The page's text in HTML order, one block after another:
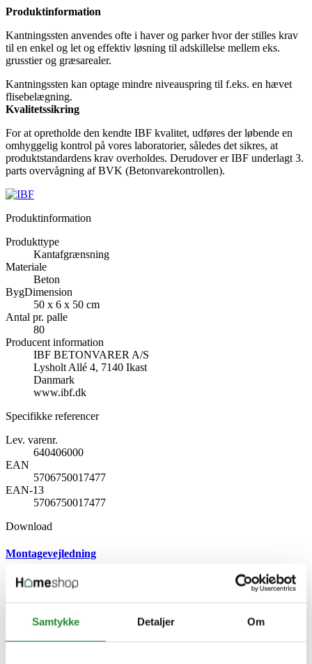
Samtykke Detaljer Om
Produktinformation
Kantningssten anvendes ofte i haver og parker hvor der stilles krav
til en enkel og let og effektiv løsning til adskillelse mellem eks.
grusstier og græsarealer.
Kantningssten kan optage mindre niveauspring til f.eks. en hævet
flisebelægning.
Kvalitetssikring
For at opretholde den kendte IBF kvalitet, udføres der løbende en
omhyggelig kontrol på vores laboratorier, således det sikres, at
produktstandardens krav overholdes. Derudover er IBF underlagt 3.
parts overvågning af BVK (Betonvarekontrollen).
Produktinformation
Produkttype
Kantafgrænsning
Materiale
Beton
BygDimension
50 x 6 x 50 cm
Antal pr. palle
80
Producent information
IBF BETONVARER A/S
Lysholt Allé 4, 7140 Ikast
Danmark
www.ibf.dk
Specifikke referencer
Lev. varenr.
640406000
EAN
5706750017477
EAN-13
5706750017477
Download
Montagevejledning
Download (2.45MB)
Ingen kundeanmeldelser for øjeblikket
×